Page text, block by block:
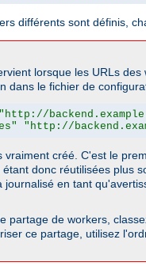
différents sont définis,
lorsque les URLs
dans le fichier de
"http://
"http://
vraiment créé. C'est le
donc réutilisées plus
en tant
partage de workers,
ce partage, utilisez